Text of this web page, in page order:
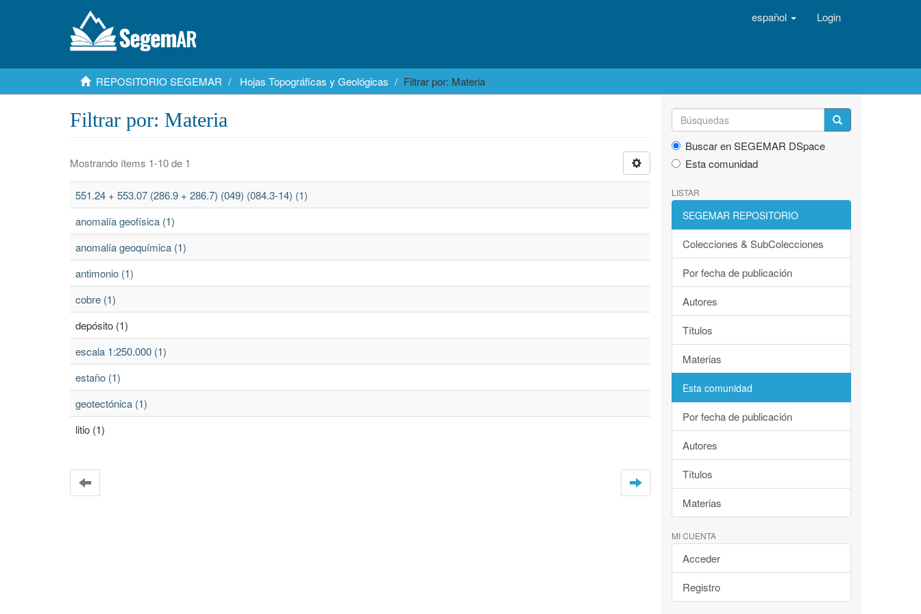
español Login
REPOSITORIO SEGEMAR Hojas Topográficas y Geológicas Filtrar por: Materia
Filtrar por: Materia
Mostrando ítems 1-10 de 1
551.24 + 553.07 (286.9 + 286.7) (049) (084.3-14) (1)
anomalía geofísica (1)
anomalía geoquímica (1)
antimonio (1)
cobre (1)
depósito (1)
escala 1:250.000 (1)
estaño (1)
geotectónica (1)
litio (1)
Buscar en SEGEMAR DSpace
Esta comunidad
LISTAR
SEGEMAR REPOSITORIO
Colecciones & SubColecciones
Por fecha de publicación
Autores
Títulos
Materias
Esta comunidad
Por fecha de publicación
Autores
Títulos
Materias
MI CUENTA
Acceder
Registro